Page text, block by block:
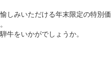
しみいただける年末限定の特別価
牛をいかがでしょうか。